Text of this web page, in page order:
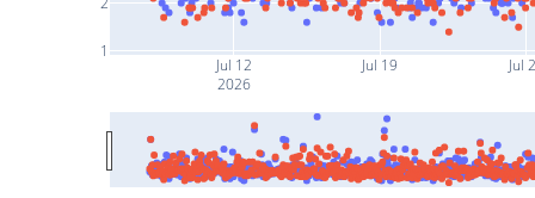
Jul 12
2026
Jul 19 Jul
1